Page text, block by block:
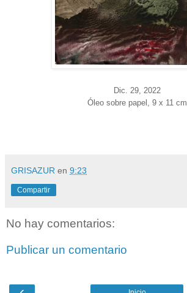
Dic. 29, 2022
Óleo sobre papel, 9 x 11 cm
GRISAZUR en 9:23
Compartir
No hay comentarios:
Publicar un comentario